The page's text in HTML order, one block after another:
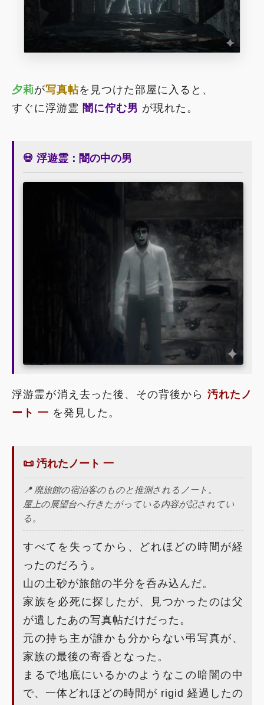
夕莉が写真帖を見つけた部屋に入ると、
すぐに浮游霊 闇に佇む男 が現れた。
💀 浮遊霊：闇の中の男
浮游霊が消え去った後、その背後から 汚れたノ
ート 一 を発見した。
📜 汚れたノート 一
📍 廃旅館の宿泊客のものと推測されるノート。
屋上の展望台へ行きたがっている内容が記されてい
る。
すべてを失ってから、どれほどの時間が経
ったのだろう。
山の土砂が旅館の半分を呑み込んだ。
家族を必死に探したが、見つかったのは父
が遺したあの写真帖だけだった。
元の持ち主が誰かも分からない弔写真が、
家族の最後の寄香となった。
まるで地底にいるかのようなこの暗闇の中
で、一体どれほどの時間が rigid 経過したの